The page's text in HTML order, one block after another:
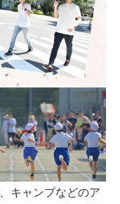
キャンプなどのア